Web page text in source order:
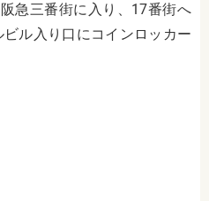
急三番街に入り、17番街へ
ル入り口にコインロッカー